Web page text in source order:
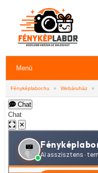
Menü
Fényképlabor.hu » Webáruház »
Chat
Chat
✕